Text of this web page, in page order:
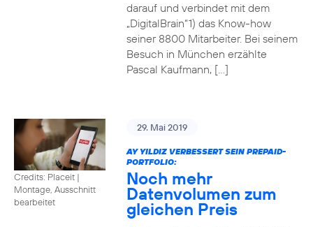
darauf und verbindet mit dem
„DigitalBrain“1) das Know-how
seiner 8800 Mitarbeiter. Bei seinem
Besuch in München erzählte
Pascal Kaufmann, […]
Credits: Placeit |
Montage, Ausschnitt
bearbeitet
29. Mai 2019
AY YILDIZ VERBESSERT SEIN PREPAID-
PORTFOLIO:
Noch mehr
Datenvolumen zum
gleichen Preis